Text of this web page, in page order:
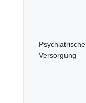
Psychiatrische
Versorgung